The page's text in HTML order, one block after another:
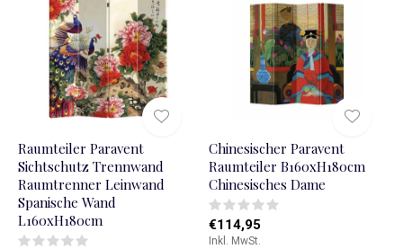
Raumteiler Paravent
Sichtschutz Trennwand
Raumtrenner Leinwand
Spanische Wand
L160xH180cm
Chinesischer Paravent
Raumteiler B160xH180cm
Chinesisches Dame
€114,95
Inkl. MwSt.